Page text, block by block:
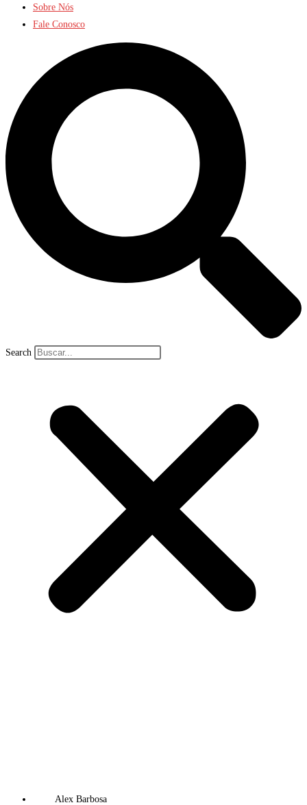
Sobre Nós
Fale Conosco
Search
Alex Barbosa